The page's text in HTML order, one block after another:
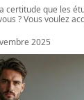
certitude que les
? Vous voulez
2025